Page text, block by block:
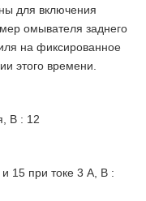
для включения
омывателя заднего
на фиксированное
этого времени.
B : 12
15 при токе 3 А, В :